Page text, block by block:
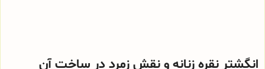
انگشتر نقره زنانه و نقش زمرد در ساخت آن